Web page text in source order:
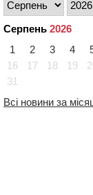
Серпень 2026
1
2 3 4
16
17 18 19
31
Всі новини за